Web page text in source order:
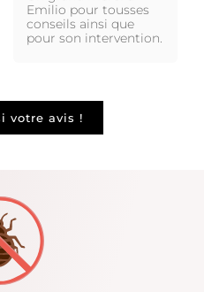
Emilio pour tousses
conseils ainsi que
pour son intervention.
votre avis !